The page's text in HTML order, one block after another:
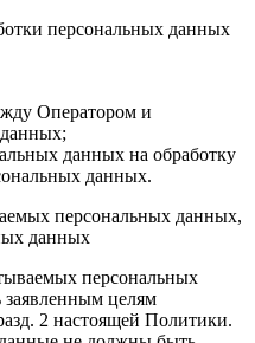
персональных данных
Оператором и
данных на обработку
данных.
персональных данных,
данных
персональных
заявленным целям
2 настоящей Политики.